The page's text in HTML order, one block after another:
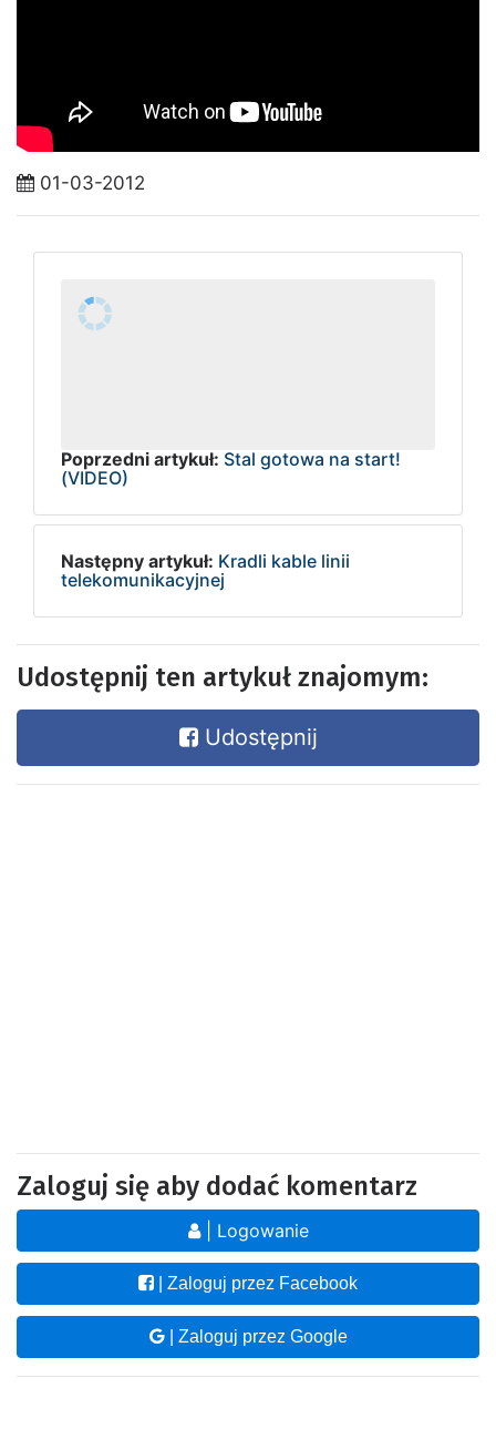
01-03-2012
Poprzedni artykuł: Stal gotowa na start!
(VIDEO)
Następny artykuł: Kradli kable linii
telekomunikacyjnej
Udostępnij ten artykuł znajomym:
Udostępnij
Zaloguj się aby dodać komentarz
| Logowanie
| Zaloguj przez Facebook
| Zaloguj przez Google